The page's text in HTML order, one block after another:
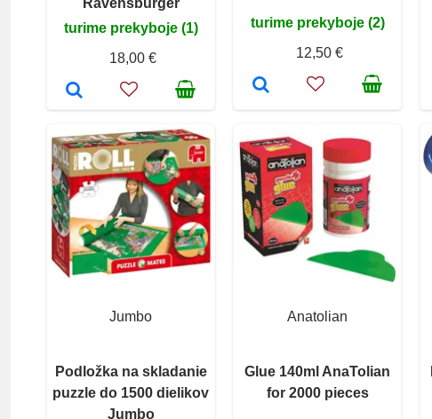
turime prekyboje (1)
18,00 €
turime prekyboje (2)
12,50 €
Jumbo
Podložka na skladanie
puzzle do 1500 dielikov
Jumbo
Anatolian
Glue 140ml AnaTolian
for 2000 pieces